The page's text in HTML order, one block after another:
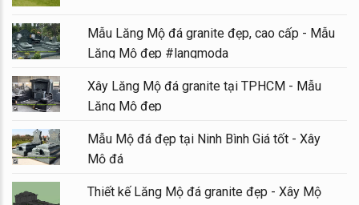
Mẫu Lăng Mộ đá granite đẹp, cao cấp - Mẫu
Lăng Mộ đẹp #langmoda
Xây Lăng Mộ đá granite tại TPHCM - Mẫu
Lăng Mộ đẹp
Mẫu Mộ đá đẹp tại Ninh Bình Giá tốt - Xây
Mộ đá
Thiết kế Lăng Mộ đá granite đẹp - Xây Mộ